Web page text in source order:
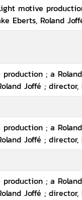
motive
Eberts, Roland
; a
Joffé ; director,
; a
Joffé ; director,
; a
Joffé ; director,